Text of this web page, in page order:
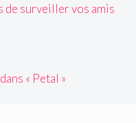
de surveiller vos amis
« Petal »